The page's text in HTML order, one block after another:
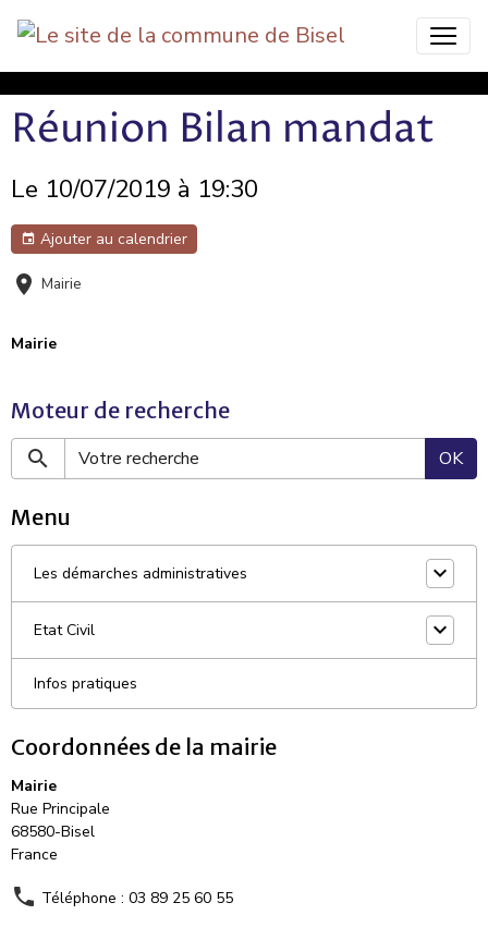
Réunion Bilan mandat
Le 10/07/2019 à 19:30
Ajouter au calendrier
Mairie
Mairie
Moteur de recherche
OK
Menu
Les démarches administratives
Etat Civil
Infos pratiques
Coordonnées de la mairie
Mairie
Rue Principale
68580-Bisel
France
Téléphone : 03 89 25 60 55